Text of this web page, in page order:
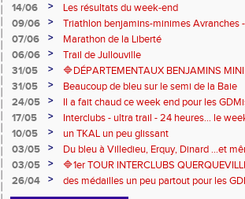
14/06
>
Les résultats du week-end
09/06
>
Triathlon benjamins-minimes Avranches
07/06
>
Marathon de la Liberté
06/06
>
Trail de Jullouville
31/05
>
🔷DÉPARTEMENTAUX BENJAMINS
31/05
>
Beaucoup de bleu sur le semi de la Baie
24/05
>
Il a fait chaud ce week end pour les
de compétitions
17/05 >
Interclubs - ultra trail - 24 heures... le
riche en émotions
10/05 >
un TKAL un peu glissant
03/05
>
Du bleu à Villedieu, Erquy, Dinard ...et
03/05
>
🔷️1er TOUR INTERCLUBS
26/04
>
des médailles un peu partout pour les
Londres